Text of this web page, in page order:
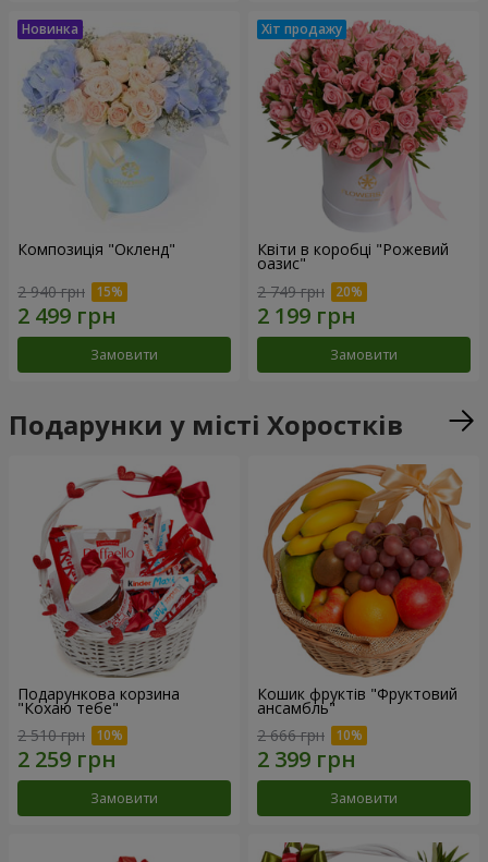
Композиція "Окленд"
2 940 грн
Замовити
Квіти в коробці "Рожевий
оазис"
2 749 грн
Замовити
Подарунки у місті Хоростків
Подарункова корзина
"Кохаю тебе"
2 510 грн
Замовити
Кошик фруктів "Фруктовий
ансамбль"
2 666 грн
Замовити